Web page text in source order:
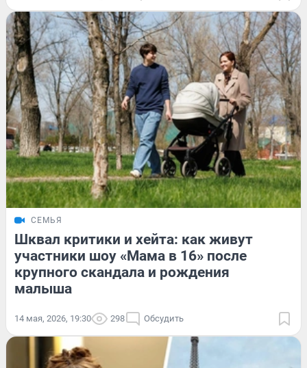
СЕМЬЯ
Шквал критики и хейта: как живут
участники шоу «Мама в 16» после
крупного скандала и рождения
малыша
14 мая, 2026, 19:30 298 Обсудить